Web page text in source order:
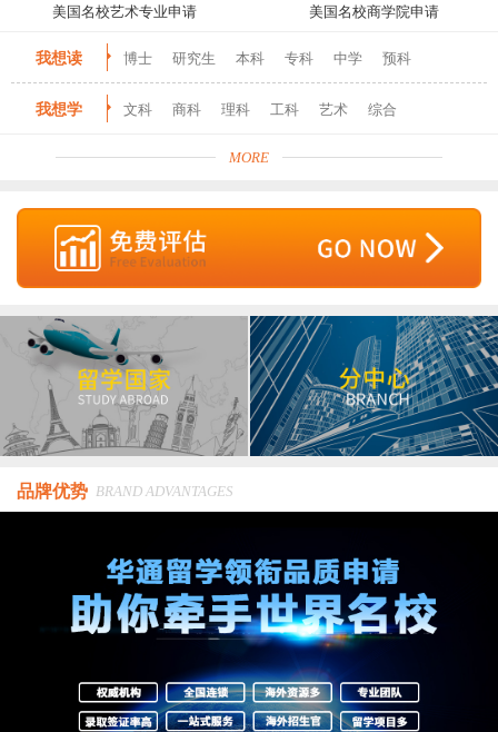
美国名校艺术专业申请 美国名校商学院申请
我想读 博士 研究生 本科 专科 中学 预科
我想学 文科 商科 理科 工科 艺术 综合
MORE
品牌优势 BRAND ADVANTAGES